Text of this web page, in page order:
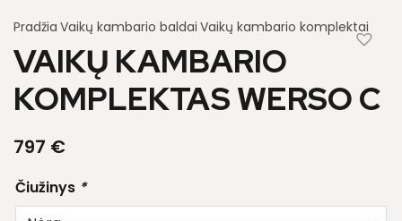
Pradžia Vaikų kambario baldai Vaikų kambario komplektai
VAIKŲ KAMBARIO
KOMPLEKTAS WERSO C
797 €
Čiužinys *